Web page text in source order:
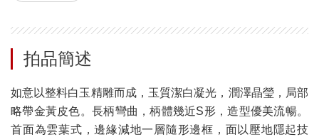
拍品簡述
如意以整料白玉精雕而成，玉質潔白凝光，潤澤晶瑩，局部
略帶金黃皮色。長柄彎曲，柄體幾近S形，造型優美流暢。
首面為雲葉式，邊緣減地一層隨形邊框，面以壓地隱起技